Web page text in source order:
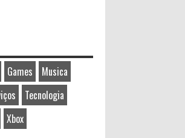
Games
Musica
Tecnologia
Xbox